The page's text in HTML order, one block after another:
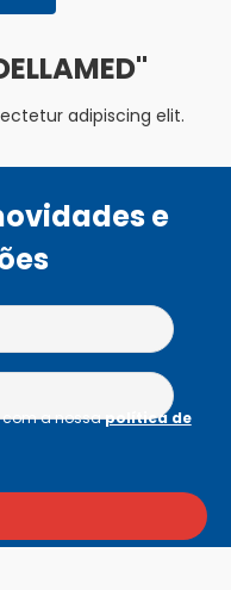
adipiscing elit.
e
com a nossapolítica de